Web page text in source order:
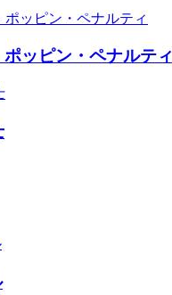
ッピン・ペナルティ